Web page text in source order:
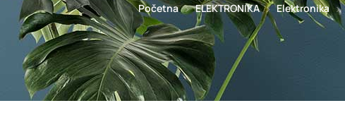
Početna ELEKTRONIKA Elektronika